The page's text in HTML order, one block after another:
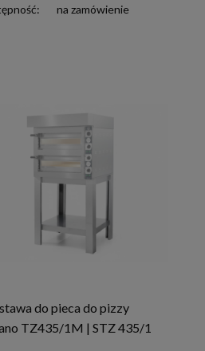
na zamówienie
do pieca do pizzy
TZ435/1M | STZ 435/1